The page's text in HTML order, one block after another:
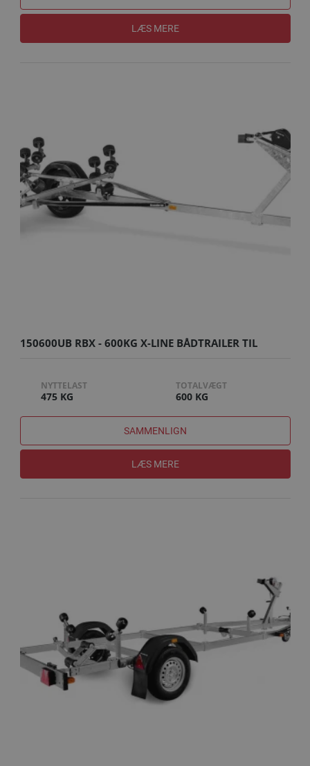
LÆS MERE
150600UB RBX - 600KG X-LINE BÅDTRAILER TIL
NYTTELAST
475 KG
TOTALVÆGT
600 KG
SAMMENLIGN
LÆS MERE